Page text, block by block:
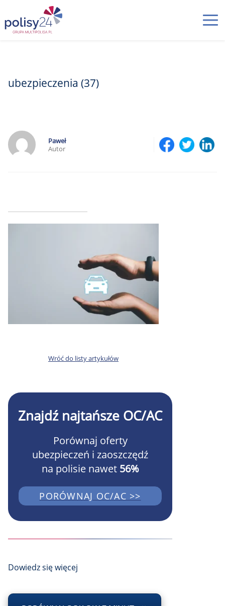
ubezpieczenia (37)
Paweł
Autor
Wróć do listy artykułów
Znajdź najtańsze OC/AC
Porównaj oferty
ubezpieczeń i zaoszczędź
na polisie nawet 56%
PORÓWNAJ OC/AC >>
Dowiedz się więcej